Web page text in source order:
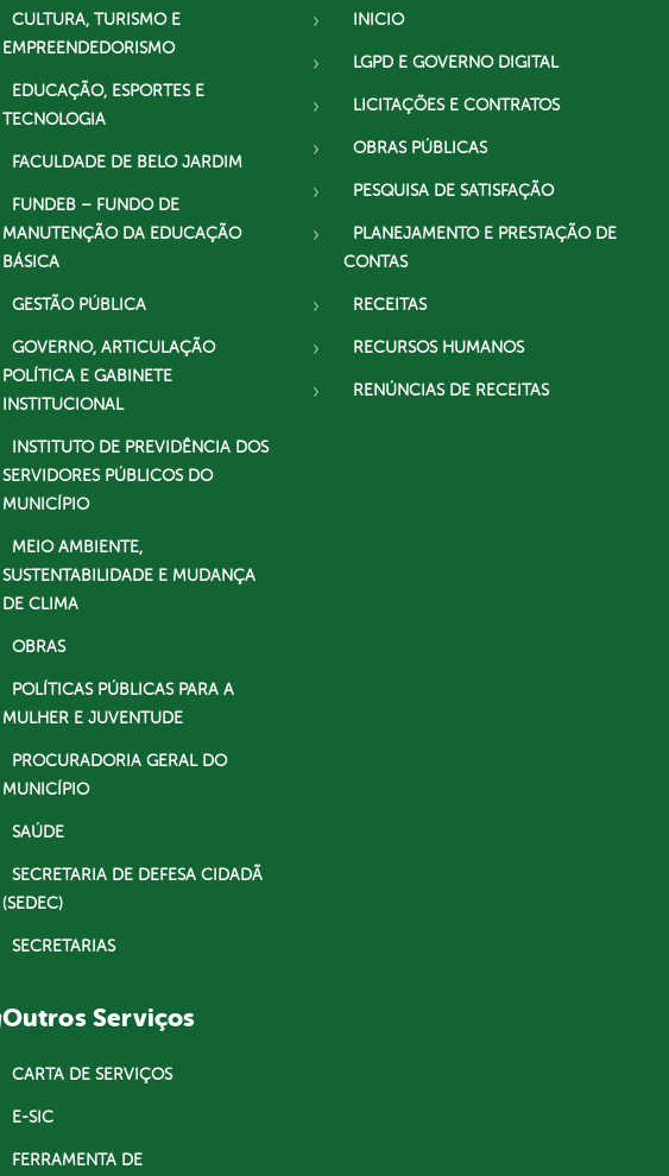
CULTURA, TURISMO E
EMPREENDEDORISMO
EDUCAÇÃO, ESPORTES E
TECNOLOGIA
FACULDADE DE BELO JARDIM
FUNDEB – FUNDO DE
MANUTENÇÃO DA EDUCAÇÃO
BÁSICA
GESTÃO PÚBLICA
GOVERNO, ARTICULAÇÃO
POLÍTICA E GABINETE
INSTITUCIONAL
INSTITUTO DE PREVIDÊNCIA DOS
SERVIDORES PÚBLICOS DO
MUNICÍPIO
MEIO AMBIENTE,
SUSTENTABILIDADE E MUDANÇA
DE CLIMA
OBRAS
POLÍTICAS PÚBLICAS PARA A
MULHER E JUVENTUDE
PROCURADORIA GERAL DO
MUNICÍPIO
SAÚDE
SECRETARIA DE DEFESA CIDADÃ
(SEDEC)
SECRETARIAS
INICIO
LGPD E GOVERNO DIGITAL
LICITAÇÕES E CONTRATOS
OBRAS PÚBLICAS
PESQUISA DE SATISFAÇÃO
PLANEJAMENTO E PRESTAÇÃO DE
CONTAS
RECEITAS
RECURSOS HUMANOS
RENÚNCIAS DE RECEITAS
Outros Serviços
CARTA DE SERVIÇOS
E-SIC
FERRAMENTA DE